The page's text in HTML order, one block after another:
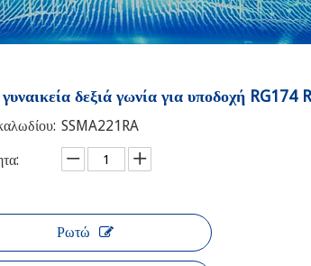
δεξιά γωνία για υποδοχή RG174
SSMA221RA
Ρωτώ